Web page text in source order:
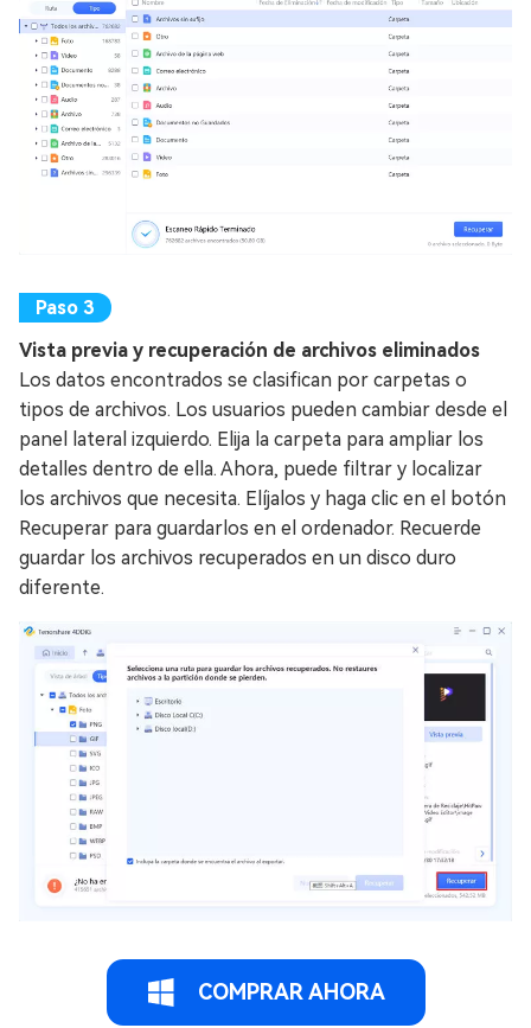
Vista previa y recuperación de archivos eliminados
Los datos encontrados se clasifican por carpetas o
tipos de archivos. Los usuarios pueden cambiar desde el
panel lateral izquierdo. Elija la carpeta para ampliar los
detalles dentro de ella. Ahora, puede filtrar y localizar
los archivos que necesita. Elíjalos y haga clic en el botón
Recuperar para guardarlos en el ordenador. Recuerde
guardar los archivos recuperados en un disco duro
diferente.
COMPRAR AHORA